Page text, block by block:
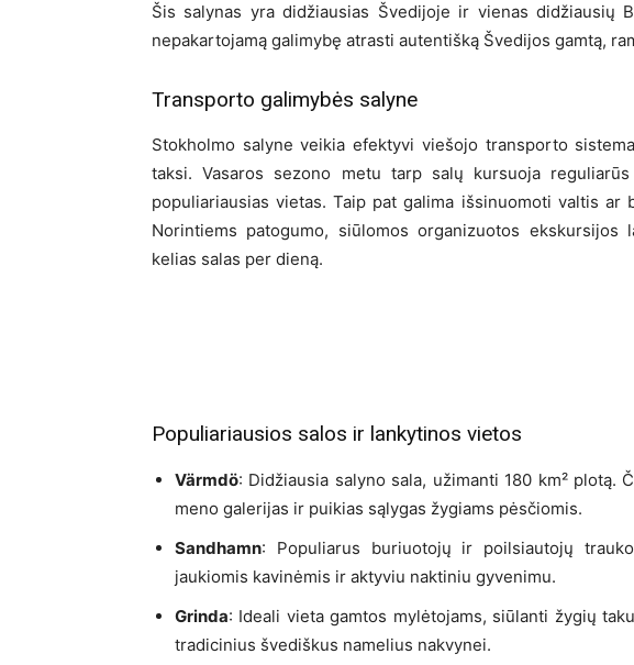
Šis salynas yra didžiausias Švedijoje ir vienas didžiausių
nepakartojamą galimybę atrasti autentišką Švedijos gamtą,
Transporto galimybės salyne
Stokholmo salyne veikia efektyvi viešojo transporto
taksi. Vasaros sezono metu tarp salų kursuoja
populiariausias vietas. Taip pat galima išsinuomoti valtis ar
Norintiems patogumo, siūlomos organizuotos ekskursijos
kelias salas per dieną.
Populiariausios salos ir lankytinos vietos
Värmdö: Didžiausia salyno sala, užimanti 180 km² plotą.
meno galerijas ir puikias sąlygas žygiams pėsčiomis.
Sandhamn: Populiarus buriuotojų ir poilsiautojų
jaukiomis kavinėmis ir aktyviu naktiniu gyvenimu.
Grinda: Ideali vieta gamtos mylėtojams, siūlanti žygių
tradicinius švediškus namelius nakvynei.